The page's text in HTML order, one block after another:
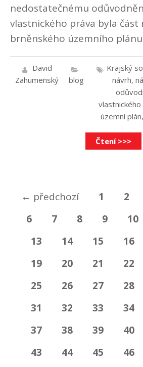
nedostatečnému
vlastnického práva byla část
brněnského územního
David
Zahumenský
blog
Krajský
návrh,
vlastnického
územní plán,
Čtení >>>
← předchozí 1 2
6
7 8 9 10
13
14 15 16
19
20 21 22
25
26 27 28
31
32 33 34
37
38 39 40
43
44 45 46